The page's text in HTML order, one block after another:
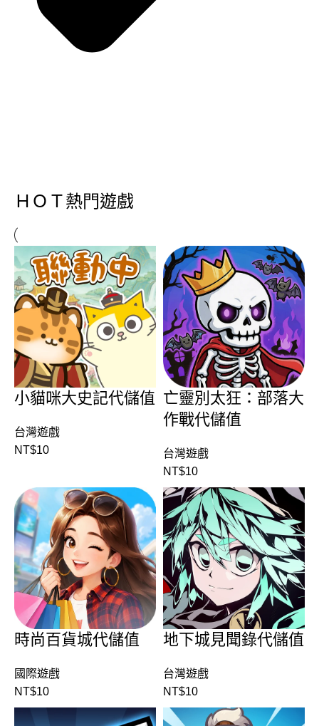
ＨＯＴ熱門遊戲
小貓咪大史記代儲值
台灣遊戲
NT$10
亡靈別太狂：部落大
作戰代儲值
台灣遊戲
NT$10
時尚百貨城代儲值
國際遊戲
NT$10
地下城見聞錄代儲值
台灣遊戲
NT$10